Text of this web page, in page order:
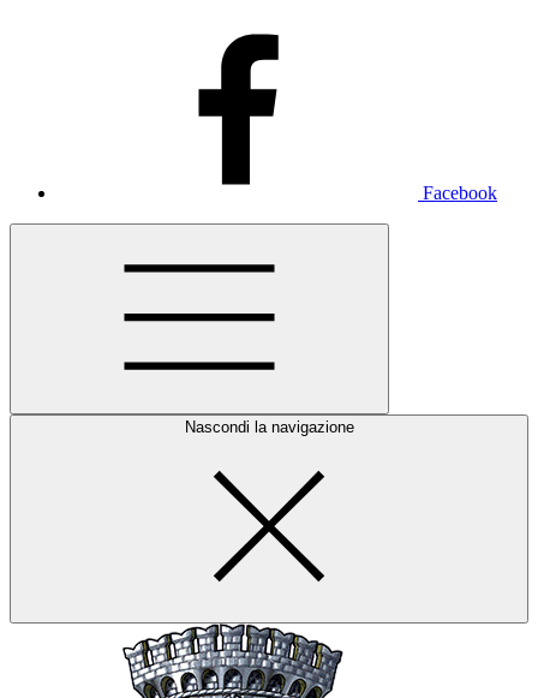
Facebook
Nascondi la navigazione